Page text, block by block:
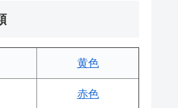
黄色
赤色